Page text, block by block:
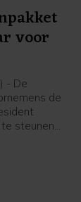
voor
- De
de
steunen